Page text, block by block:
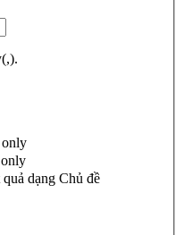
only
dạng Chủ đề